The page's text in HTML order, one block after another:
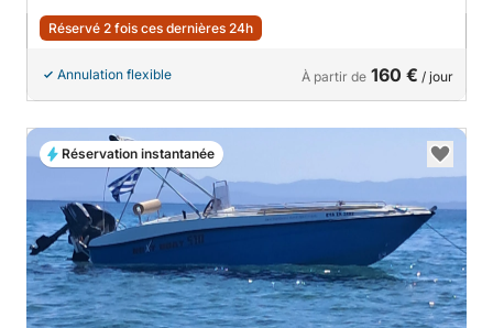
Réservé 2 fois ces dernières 24h
Annulation flexible À partir de 160 € / jour
Réservation instantanée